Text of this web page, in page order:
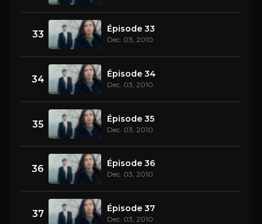
33 Épisode 33
Dec. 03, 2010
34 Épisode 34
Dec. 03, 2010
35 Épisode 35
Dec. 03, 2010
36 Épisode 36
Dec. 03, 2010
37 Épisode 37
Dec. 03, 2010